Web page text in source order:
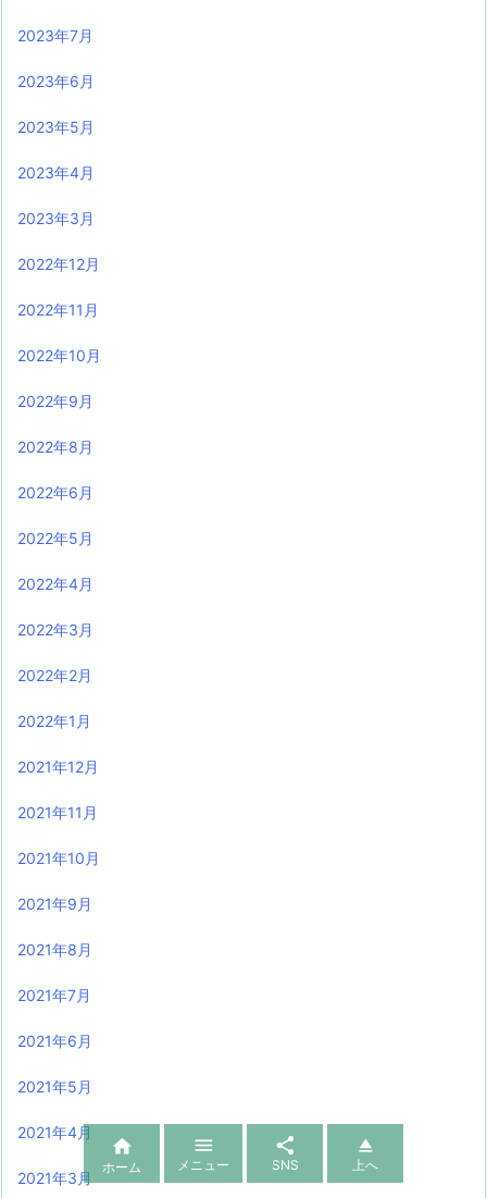
2023年7月
2023年6月
2023年5月
2023年4月
2023年3月
2022年12月
2022年11月
2022年10月
2022年9月
2022年8月
2022年6月
2022年5月
2022年4月
2022年3月
2022年2月
2022年1月
2021年12月
2021年11月
2021年10月
2021年9月
2021年8月
2021年7月
2021年6月
2021年5月
2021年4月
2021年3月

ホーム

メニュー

SNS

上へ